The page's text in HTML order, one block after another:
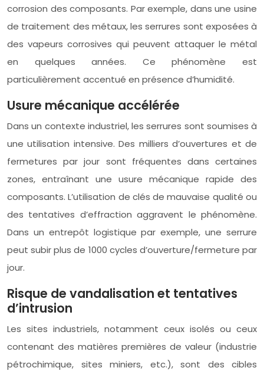
corrosion des composants. Par exemple, dans une usine
de traitement des métaux, les serrures sont exposées à
des vapeurs corrosives qui peuvent attaquer le métal
en quelques années. Ce phénomène est
particulièrement accentué en présence d’humidité.
Usure mécanique accélérée
Dans un contexte industriel, les serrures sont soumises à
une utilisation intensive. Des milliers d’ouvertures et de
fermetures par jour sont fréquentes dans certaines
zones, entraînant une usure mécanique rapide des
composants. L’utilisation de clés de mauvaise qualité ou
des tentatives d’effraction aggravent le phénomène.
Dans un entrepôt logistique par exemple, une serrure
peut subir plus de 1000 cycles d’ouverture/fermeture par
jour.
Risque de vandalisation et tentatives
d’intrusion
Les sites industriels, notamment ceux isolés ou ceux
contenant des matières premières de valeur (industrie
pétrochimique, sites miniers, etc.), sont des cibles